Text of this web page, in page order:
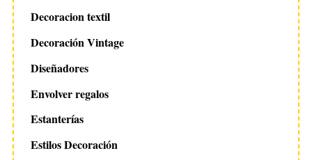
Decoracion textil
Decoración Vintage
Diseñadores
Envolver regalos
Estanterías
Estilos Decoración